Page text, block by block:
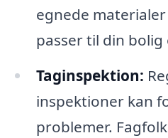
egnede
passer til din
Taginspektion:
inspektioner kan
problemer.